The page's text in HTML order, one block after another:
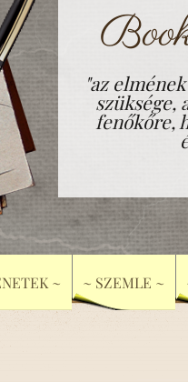
"az
szüksége,
fenőkőre,
~ ~ SZEMLE ~